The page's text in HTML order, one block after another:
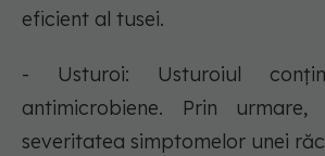
eficient al tusei.
- Usturoi: Usturoiul
antimicrobiene. Prin
severitatea simptomelor unei